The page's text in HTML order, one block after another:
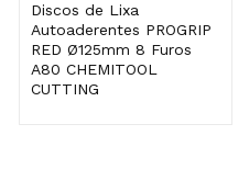
Discos de Lixa
Autoaderentes PROGRIP
RED Ø125mm 8 Furos
A80 CHEMITOOL
CUTTING